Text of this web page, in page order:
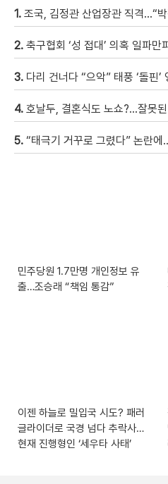
1. 조국, 김정관 산업장관 직격…“
2. 축구협회 ‘성 접대’ 의혹 일파만파…
3. 다리 건너다 “으악” 태풍 ‘돌핀’ 영향, 중국에서
4. 호날두, 결혼식도 노쇼?…잘못
5. “태극기 거꾸로 그렸다” 논란
민주당원 1.7만명 개인정보 유
출…조승래 “책임 통감”
이젠 하늘로 밀입국 시도? 패러
글라이더로 국경 넘다 추락사…
현재 진행형인 ‘세우타 사태’